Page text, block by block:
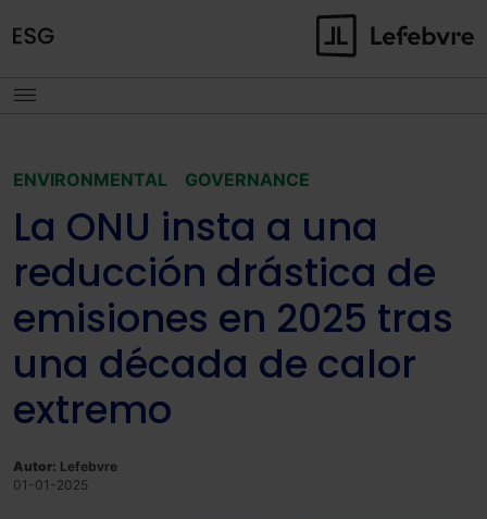
ENVIRONMENTAL GOVERNANCE
La ONU insta a una
reducción drástica de
emisiones en 2025 tras
una década de calor
extremo
Autor: Lefebvre
01-01-2025